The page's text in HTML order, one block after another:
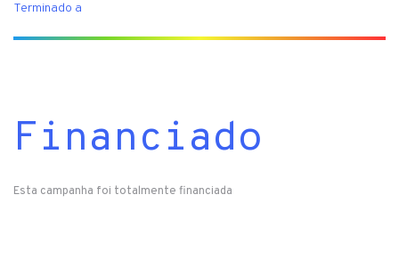
Terminado a
Financiado
Esta campanha foi totalmente financiada